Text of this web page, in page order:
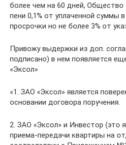
более чем на 60 дней, Общество
пени 0,1% от уплаченной суммы
просрочки но не более 3% от
Привожу выдержки из доп.
подписано) в нем появляется
«Эксол»
«1. ЗАО «Эксол» является
основании договора поручения.
2. ЗАО «Эксол» и Инвестор (это
приема-передачи квартиры на